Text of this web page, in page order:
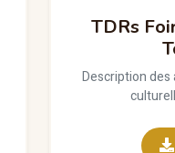
TDRs
Description des